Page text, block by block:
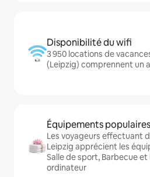
Disponibilité du wifi
3 950 locations de
(Leipzig) comprennent un
Équipements
Les voyageurs effectuant
Leipzig apprécient les
Salle de sport, Barbecue
ordinateur